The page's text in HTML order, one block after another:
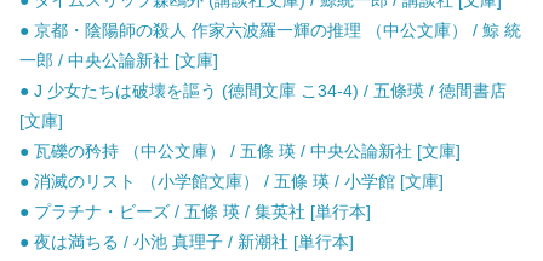
● 京都・陰陽師の殺人 作家六波羅一輝の推理 （中公文庫） / 鯨 統
一郎 / 中央公論新社 [文庫]
● J 少女たちは破壊を謳う (徳間文庫 こ34-4) / 五條瑛 / 徳間書店
[文庫]
● 瓦礫の矜持 （中公文庫） / 五條 瑛 / 中央公論新社 [文庫]
● 消滅のリスト （小学館文庫） / 五條 瑛 / 小学館 [文庫]
● プラチナ・ビーズ / 五條 瑛 / 集英社 [単行本]
● 夜は満ちる / 小池 真理子 / 新潮社 [単行本]